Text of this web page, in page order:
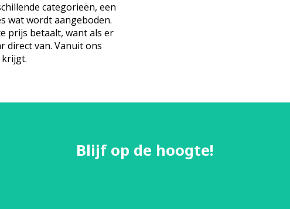
categorieën, een
wat wordt aangeboden.
prijs betaalt, want als er
direct van. Vanuit ons
krijgt.
Blijf op de hoogte!